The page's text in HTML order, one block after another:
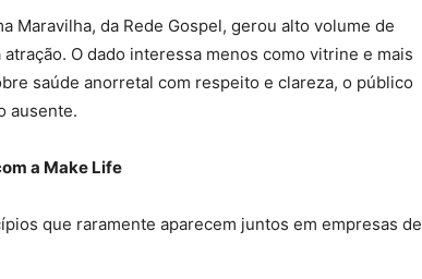
Maravilha, da Rede Gospel, gerou alto volume de
O dado interessa menos como vitrine e mais
saúde anorretal com respeito e clareza, o público
ausente.
a Make Life
que raramente aparecem juntos em empresas de